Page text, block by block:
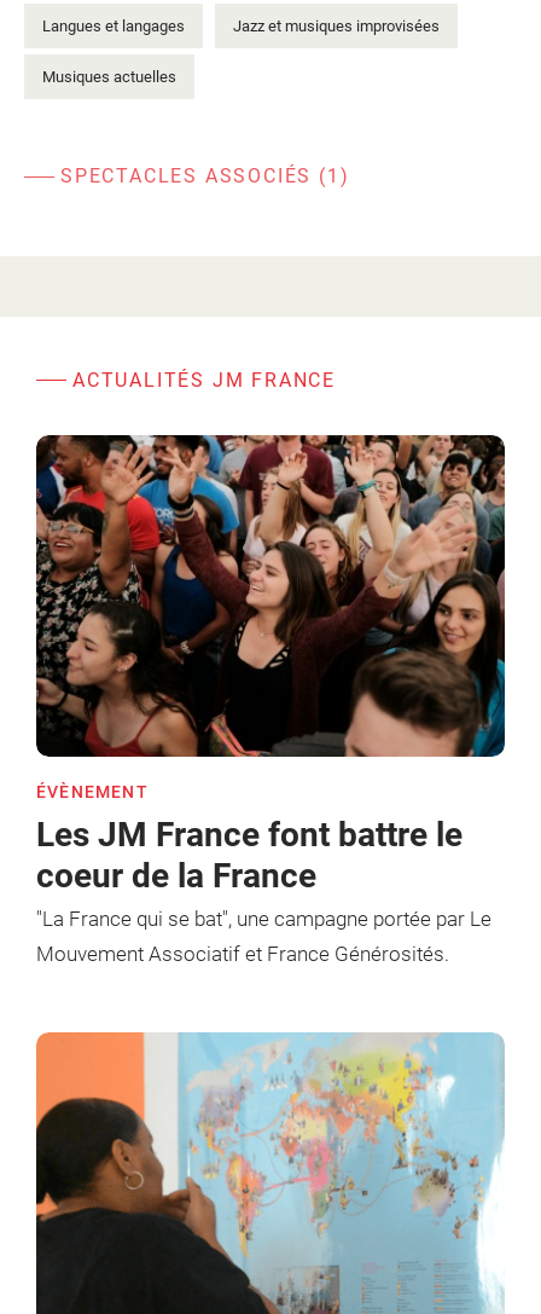
Langues et langages Jazz et musiques improvisées
Musiques actuelles
SPECTACLES ASSOCIÉS (1)
ACTUALITÉS JM FRANCE
ÉVÈNEMENT
Les JM France font battre le
coeur de la France
"La France qui se bat", une campagne portée par Le
Mouvement Associatif et France Générosités.